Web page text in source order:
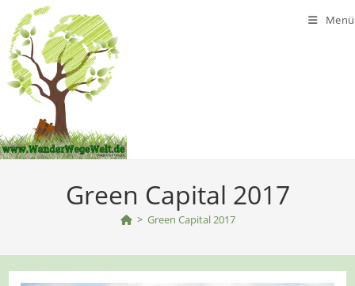
Inhalt
springen
Menü
Green Capital 2017
> Green Capital 2017